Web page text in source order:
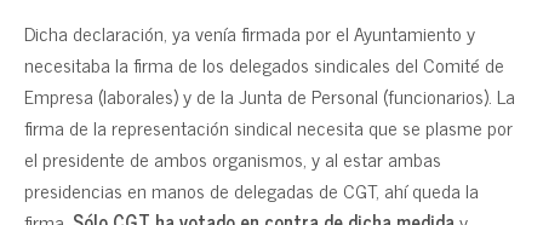
Dicha declaración, ya venía firmada por el Ayuntamiento y
necesitaba la firma de los delegados sindicales del Comité de
Empresa (laborales) y de la Junta de Personal (funcionarios). La
firma de la representación sindical necesita que se plasme por
el presidente de ambos organismos, y al estar ambas
presidencias en manos de delegadas de CGT, ahí queda la